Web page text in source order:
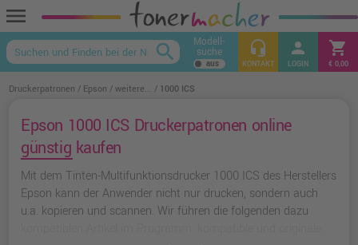
menu
keyboard_arrow_up
search Modell-
suche headset_mic
KONTAKT
person
LOGIN
shopping_cart
€ 0,00
Druckerpatronen Epson weitere... 1000 ICS
Epson 1000 ICS Druckerpatronen online
günstig kaufen
Mit dem Tinten-Multifunktionsdrucker 1000 ICS des Herstellers
Epson kann der Anwender nicht nur drucken, sondern auch
u.a. kopieren und scannen. Wir führen die folgenden dazu